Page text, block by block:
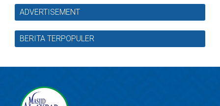
ADVERTISEMENT
BERITA TERPOPULER